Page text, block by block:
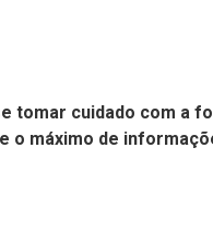
cuidado com a
o máximo de